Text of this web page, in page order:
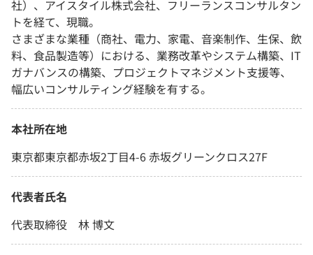
社）、アイスタイル株式会社、フリーランスコンサルタン
トを経て、現職。
さまざまな業種（商社、電力、家電、音楽制作、生保、飲
料、食品製造等）における、業務改革やシステム構築、IT
ガナバンスの構築、プロジェクトマネジメント支援等、
幅広いコンサルティング経験を有する。
本社所在地
東京都東京都赤坂2丁目4-6 赤坂グリーンクロス27F
代表者氏名
代表取締役 林 博文